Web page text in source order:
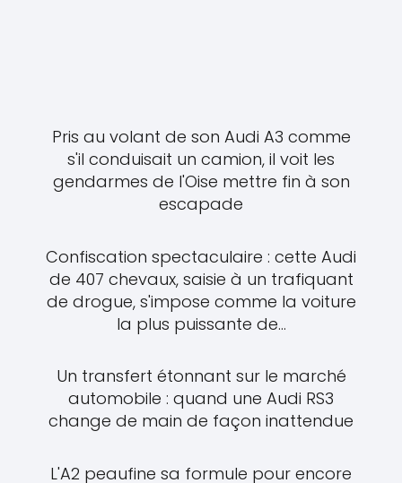
Pris au volant de son Audi A3 comme
s'il conduisait un camion, il voit les
gendarmes de l'Oise mettre fin à son
escapade
Confiscation spectaculaire : cette Audi
de 407 chevaux, saisie à un trafiquant
de drogue, s'impose comme la voiture
la plus puissante de...
Un transfert étonnant sur le marché
automobile : quand une Audi RS3
change de main de façon inattendue
L'A2 peaufine sa formule pour encore